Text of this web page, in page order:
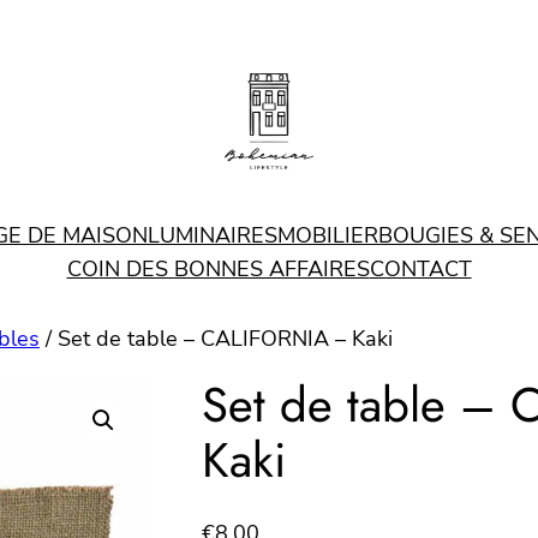
DE MAISONLUMINAIRESMOBILIERBOUGIES &
COIN DES BONNES AFFAIRESCONTACT
/ Set de table – CALIFORNIA – Kaki
Set de table –
Kaki